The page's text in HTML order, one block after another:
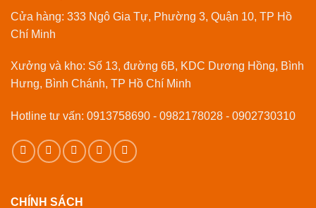
Cửa hàng: 333 Ngô Gia Tự, Phường 3, Quận 10, TP Hồ
Chí Minh
Xưởng và kho: Số 13, đường 6B, KDC Dương Hồng, Bình
Hưng, Bình Chánh, TP Hồ Chí Minh
Hotline tư vấn: 0913758690 - 0982178028 - 0902730310
CHÍNH SÁCH